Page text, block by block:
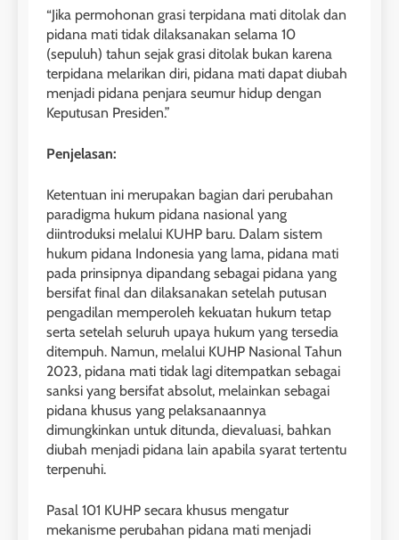
“Jika permohonan grasi terpidana mati ditolak dan
pidana mati tidak dilaksanakan selama 10
(sepuluh) tahun sejak grasi ditolak bukan karena
terpidana melarikan diri, pidana mati dapat diubah
menjadi pidana penjara seumur hidup dengan
Keputusan Presiden.”
Penjelasan:
Ketentuan ini merupakan bagian dari perubahan
paradigma hukum pidana nasional yang
diintroduksi melalui KUHP baru. Dalam sistem
hukum pidana Indonesia yang lama, pidana mati
pada prinsipnya dipandang sebagai pidana yang
bersifat final dan dilaksanakan setelah putusan
pengadilan memperoleh kekuatan hukum tetap
serta setelah seluruh upaya hukum yang tersedia
ditempuh. Namun, melalui KUHP Nasional Tahun
2023, pidana mati tidak lagi ditempatkan sebagai
sanksi yang bersifat absolut, melainkan sebagai
pidana khusus yang pelaksanaannya
dimungkinkan untuk ditunda, dievaluasi, bahkan
diubah menjadi pidana lain apabila syarat tertentu
terpenuhi.
Pasal 101 KUHP secara khusus mengatur
mekanisme perubahan pidana mati menjadi